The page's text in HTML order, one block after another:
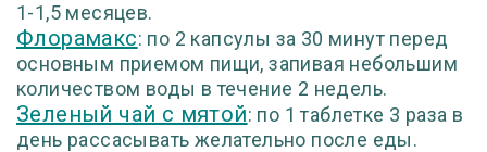
1-1,5 месяцев.
Флорамакс: по 2 капсулы за 30 минут перед
основным приемом пищи, запивая небольшим
количеством воды в течение 2 недель.
Зеленый чай с мятой: по 1 таблетке 3 раза в
день рассасывать желательно после еды.